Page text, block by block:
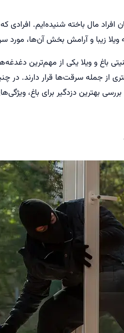
مال باخته شنیده‌ایم. افرادی
زیبا و آرامش بخش آن‌ها، مورد
باغ و ویلا یکی از مهم‌ترین
از جمله سرقت‌ها قرار دارند. در
بهترین دزدگیر برای باغ،